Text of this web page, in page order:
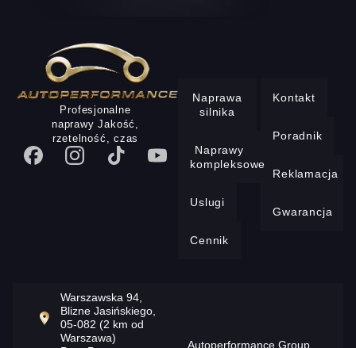
Profesjonalne
naprawy Jakość,
rzetelność, czas
Naprawa
silnika
Naprawy
kompleksowe
Uslugi
Cennik
Kontakt
Poradnik
Reklamacja
Gwarancja
Warszawska 94,
Blizne Jasińskiego,
05-082 (2 km od
Warszawa)
Autoperformance Group